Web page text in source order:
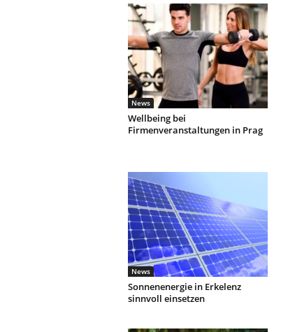
News
Wellbeing bei
Firmenveranstaltungen in Prag
News
Sonnenenergie in Erkelenz
sinnvoll einsetzen